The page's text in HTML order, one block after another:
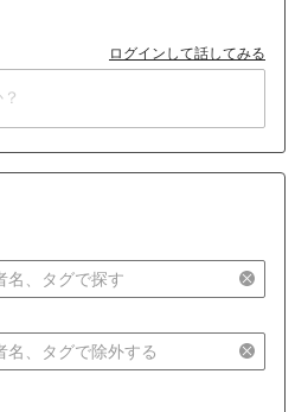
ログインして話してみる